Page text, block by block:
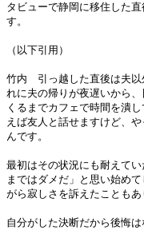
タビューで静岡に移住した
す。
（以下引用）
竹内 引っ越した直後は夫以
れに夫の帰りが夜遅いから
くるまでカフェで時間を潰
えば友人と話せますけど、
んです。
最初はその状況にも耐えて
まではダメだ」と思い始め
がら寂しさを訴えたこともあ
自分がした決断だから後悔